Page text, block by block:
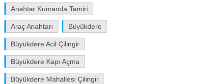
Anahtar Kumanda Tamiri
Araç Anahtarı Büyükdere
Büyükdere Acil Çilingir
Büyükdere Kapı Açma
Büyükdere Mahallesi Çilingir